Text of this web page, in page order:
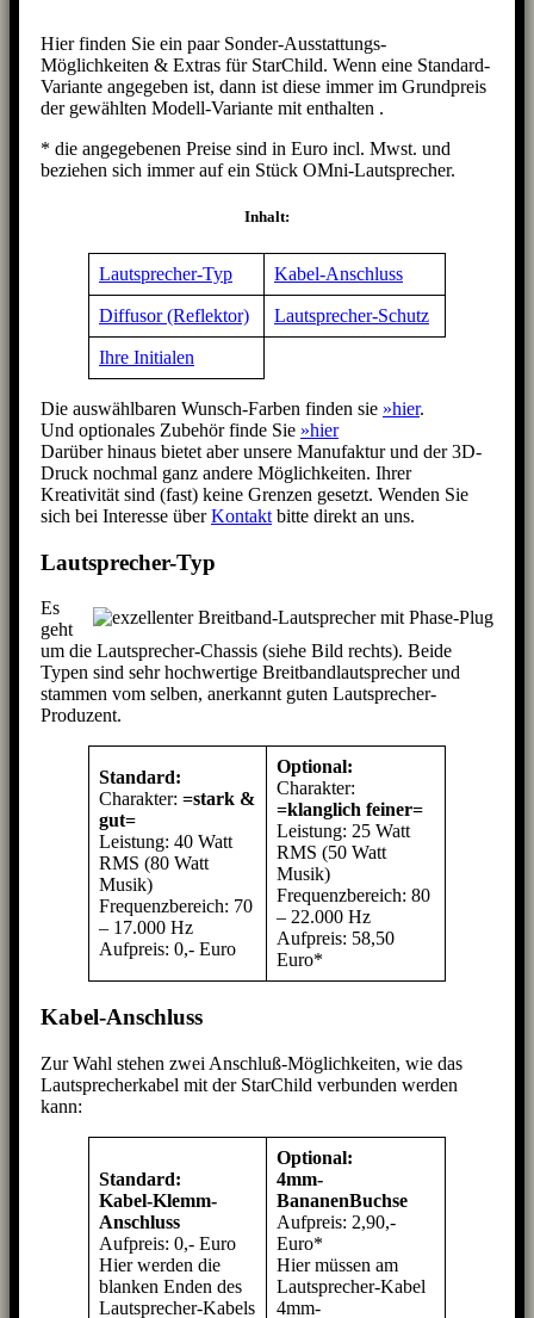
Hier finden Sie ein paar Sonder-Ausstattungs-
Möglichkeiten & Extras für StarChild. Wenn eine Standard-
Variante angegeben ist, dann ist diese immer im Grundpreis
der gewählten Modell-Variante mit enthalten .
* die angegebenen Preise sind in Euro incl. Mwst. und
beziehen sich immer auf ein Stück OMni-Lautsprecher.
Inhalt:
Lautsprecher-Typ Kabel-Anschluss
Diffusor (Reflektor) Lautsprecher-Schutz
Ihre Initialen
Die auswählbaren Wunsch-Farben finden sie »hier.
Und optionales Zubehör finde Sie »hier
Darüber hinaus bietet aber unsere Manufaktur und der 3D-
Druck nochmal ganz andere Möglichkeiten. Ihrer
Kreativität sind (fast) keine Grenzen gesetzt. Wenden Sie
sich bei Interesse überKontakt bitte direkt an uns.
Lautsprecher-Typ
Es
geht
um die Lautsprecher-Chassis (siehe Bild rechts). Beide
Typen sind sehr hochwertige Breitbandlautsprecher und
stammen vom selben, anerkannt guten Lautsprecher-
Produzent.
Standard:
Charakter: =stark &
gut=
Leistung: 40 Watt
RMS (80 Watt
Musik)
Frequenzbereich: 70
– 17.000 Hz
Aufpreis: 0,- Euro
Optional:
Charakter:
=klanglich feiner=
Leistung: 25 Watt
RMS (50 Watt
Musik)
Frequenzbereich: 80
– 22.000 Hz
Aufpreis: 58,50
Euro*
Kabel-Anschluss
Zur Wahl stehen zwei Anschluß-Möglichkeiten, wie das
Lautsprecherkabel mit der StarChild verbunden werden
kann:
Standard:
Kabel-Klemm-
Anschluss
Aufpreis: 0,- Euro
Hier werden die
blanken Enden des
Lautsprecher-Kabels
Optional:
4mm-
BananenBuchse
Aufpreis: 2,90,-
Euro*
Hier müssen am
Lautsprecher-Kabel
4mm-